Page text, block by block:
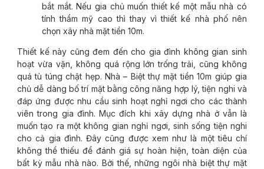
bắt mắt. Nếu gia chủ muốn thiết kế một mẫu nhà có
tính thẩm mỹ cao thì thay vì thiết kế nhà phố nên
chọn xây nhà mặt tiền 10m.
Thiết kế này cũng đem đến cho gia đình không gian sinh
hoạt vừa vặn, không quá rộng lớn trống trải, cũng không
quá tù túng chật hẹp. Nhà – Biệt thự mặt tiền 10m giúp gia
chủ dễ dàng bố trí mặt bằng công năng hợp lý, tiện nghi và
đáp ứng được nhu cầu sinh hoạt nghỉ ngơi cho các thành
viên trong gia đình. Mục đích khi xây dựng nhà ở vẫn là
muốn tạo ra một không gian nghỉ ngơi, sinh sống tiện nghi
cho cả gia đình. Đây cũng được xem như là một tiêu chí
không thể thiếu để đánh giá sự hoàn hiện, toàn diện của
bất kỳ mẫu nhà nào. Bởi thế, những ngôi nhà biệt thự mặt